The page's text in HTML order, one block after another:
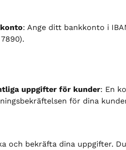
: Ange ditt bankkonto i
uppgifter för kunder: En
för dina
och bekräfta dina uppgifter.